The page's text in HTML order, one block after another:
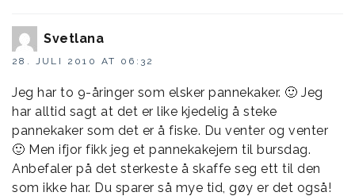
Svetlana
28. JULI 2010 AT 06:32
Jeg har to 9-åringer som elsker pannekaker. 🙂 Jeg
har alltid sagt at det er like kjedelig å steke
pannekaker som det er å fiske. Du venter og venter
🙂 Men ifjor fikk jeg et pannekakejern til bursdag.
Anbefaler på det sterkeste å skaffe seg ett til den
som ikke har. Du sparer så mye tid, gøy er det også!